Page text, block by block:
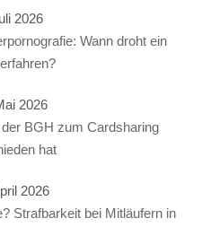
2026
Wann droht ein
2026
BGH zum Cardsharing
hat
2026
Strafbarkeit bei Mitläufern in